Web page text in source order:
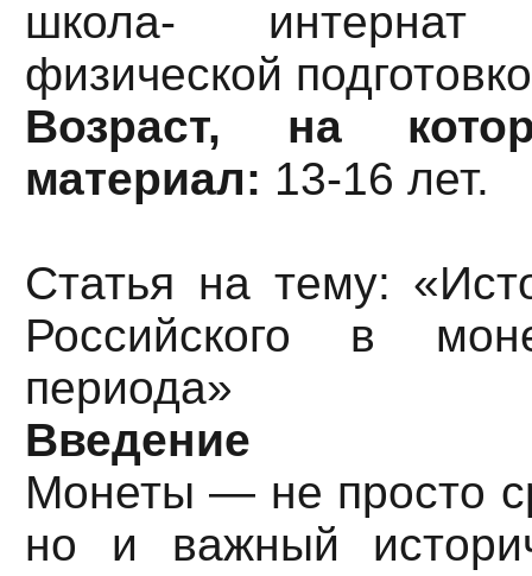
школа-
физической
Возраст, на
материал: 13-16 лет.
Статья на тему:
Российского в
периода»
Введение
Монеты — не просто
но и важный